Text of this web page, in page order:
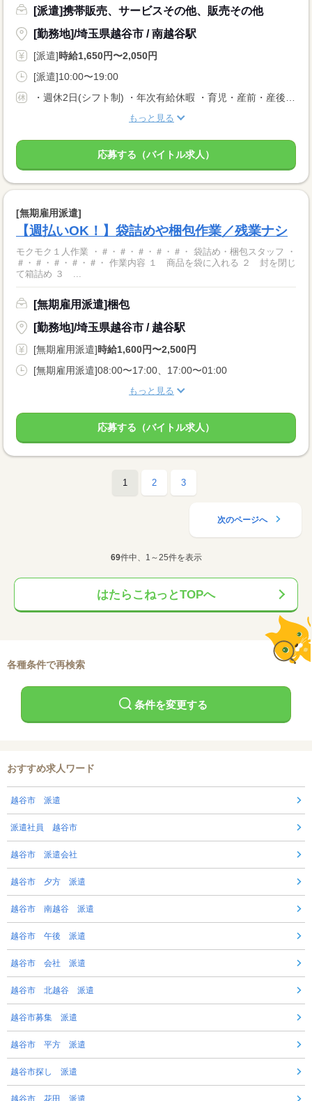
[派遣]携帯販売、サービスその他、販売その他
[勤務地]/埼玉県越谷市 / 南越谷駅
[派遣]時給1,650円〜2,050円
[派遣]10:00〜19:00
・週休2日(シフト制) ・年次有給休暇 ・育児・産前・産後休暇 ・弔事休暇 ・結婚休暇 ・出産休暇 ・交通遮断休暇 ・感染症休暇 ・罹災休暇 ・私傷病休暇 ・その他社内規定による休暇多数有
もっと見る
応募する（バイトル求人）
[無期雇用派遣]
【週払いOK！】袋詰めや梱包作業／残業ナシ
モクモク１人作業 ・＃・＃・＃・＃・＃・ 袋詰め・梱包スタッフ ・
＃・＃・＃・＃・＃・ 作業内容 １ 商品を袋に入れる ２ 封を閉じ
て箱詰め ３ ...
[無期雇用派遣]梱包
[勤務地]/埼玉県越谷市 / 越谷駅
[無期雇用派遣]時給1,600円〜2,500円
[無期雇用派遣]08:00〜17:00、17:00〜01:00
もっと見る
応募する（バイトル求人）
1 2 3
次のページへ
69件中、1～25件を表示
はたらこねっとTOPへ
各種条件で再検索
条件を変更する
おすすめ求人ワード
越谷市 派遣
派遣社員 越谷市
越谷市 派遣会社
越谷市 夕方 派遣
越谷市 南越谷 派遣
越谷市 午後 派遣
越谷市 会社 派遣
越谷市 北越谷 派遣
越谷市募集 派遣
越谷市 平方 派遣
越谷市探し 派遣